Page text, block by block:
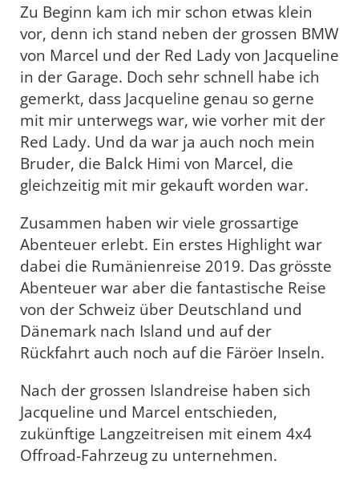
Zu Beginn kam ich mir schon etwas klein
vor, denn ich stand neben der grossen BMW
von Marcel und der Red Lady von Jacqueline
in der Garage. Doch sehr schnell habe ich
gemerkt, dass Jacqueline genau so gerne
mit mir unterwegs war, wie vorher mit der
Red Lady. Und da war ja auch noch mein
Bruder, die Balck Himi von Marcel, die
gleichzeitig mit mir gekauft worden war.
Zusammen haben wir viele grossartige
Abenteuer erlebt. Ein erstes Highlight war
dabei die Rumänienreise 2019. Das grösste
Abenteuer war aber die fantastische Reise
von der Schweiz über Deutschland und
Dänemark nach Island und auf der
Rückfahrt auch noch auf die Färöer Inseln.
Nach der grossen Islandreise haben sich
Jacqueline und Marcel entschieden,
zukünftige Langzeitreisen mit einem 4x4
Offroad-Fahrzeug zu unternehmen.